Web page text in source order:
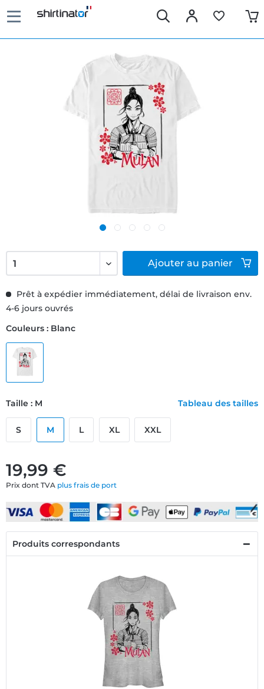
19,99 €
Prix dont TVA plus frais de port
Prêt à expédier immédiatement, délai de livraison env.
4-6 jours ouvrés
Couleurs : Blanc
Taille : M Tableau des tailles
S M L XL XXL
Ajouter au panier
Produits correspondants